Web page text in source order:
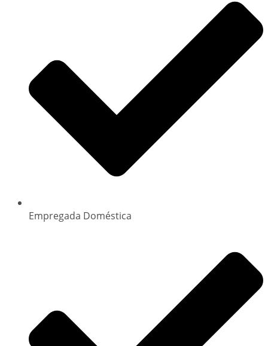
Empregada Doméstica